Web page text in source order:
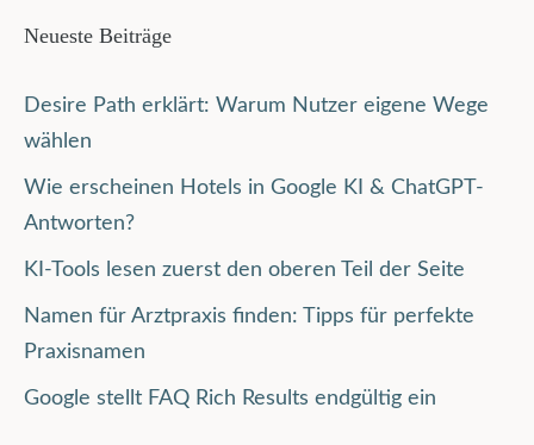
Neueste Beiträge
Desire Path erklärt: Warum Nutzer eigene Wege
wählen
Wie erscheinen Hotels in Google KI & ChatGPT-
Antworten?
KI-Tools lesen zuerst den oberen Teil der Seite
Namen für Arztpraxis finden: Tipps für perfekte
Praxisnamen
Google stellt FAQ Rich Results endgültig ein